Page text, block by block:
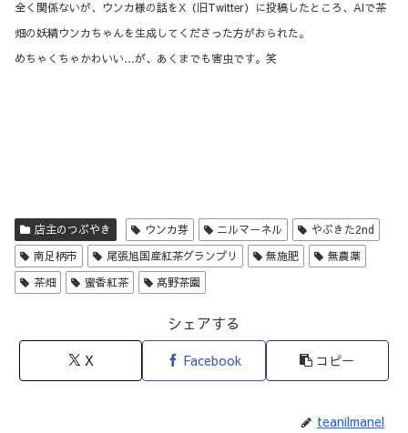
全く関係ないが、ウンカ様の話をX（旧Twitter）に投稿したところ、AIで茶
畑の妖精ウンカちゃんを生成してくださった方がおられた。
めちゃくちゃかわいい…が、あくまでも害虫です。笑
店主のつぶやき ウンカ芽 ニルマーネル
やぶきた2nd
南足柄市
尾張旭国産紅茶グランプリ 無施肥
無農薬
茶畑
蜜香紅茶 髙野茶園
シェアする
X Facebook コピー
teanilmanel